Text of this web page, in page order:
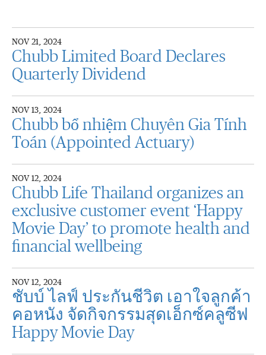
NOV 21, 2024
Chubb Limited Board Declares
Quarterly Dividend
NOV 13, 2024
Chubb bổ nhiệm Chuyên Gia Tính
Toán (Appointed Actuary)
NOV 12, 2024
Chubb Life Thailand organizes an
exclusive customer event ‘Happy
Movie Day’ to promote health and
financial wellbeing
NOV 12, 2024
ชับบ์ ไลฟ์ ประกันชีวิต เอาใจลูกค้า
คอหนัง จัดกิจกรรมสุดเอ็กซ์คลูซีฟ
Happy Movie Day